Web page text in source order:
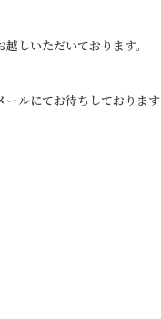
しいただいております。
ルにてお待ちしております